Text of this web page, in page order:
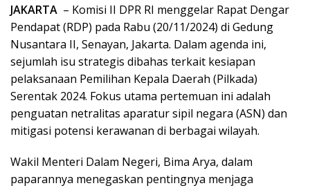
JAKARTA – Komisi II DPR RI menggelar Rapat Dengar
Pendapat (RDP) pada Rabu (20/11/2024) di Gedung
Nusantara II, Senayan, Jakarta. Dalam agenda ini,
sejumlah isu strategis dibahas terkait kesiapan
pelaksanaan Pemilihan Kepala Daerah (Pilkada)
Serentak 2024. Fokus utama pertemuan ini adalah
penguatan netralitas aparatur sipil negara (ASN) dan
mitigasi potensi kerawanan di berbagai wilayah.
Wakil Menteri Dalam Negeri, Bima Arya, dalam
paparannya menegaskan pentingnya menjaga